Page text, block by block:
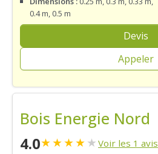
0.4 m, 0.5 m
Devis
Appeler
Bois Energie Nord
4.0★★★★★ Voir les 1 avis